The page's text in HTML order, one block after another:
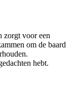
zorgt voor een
om de baard
hebt.